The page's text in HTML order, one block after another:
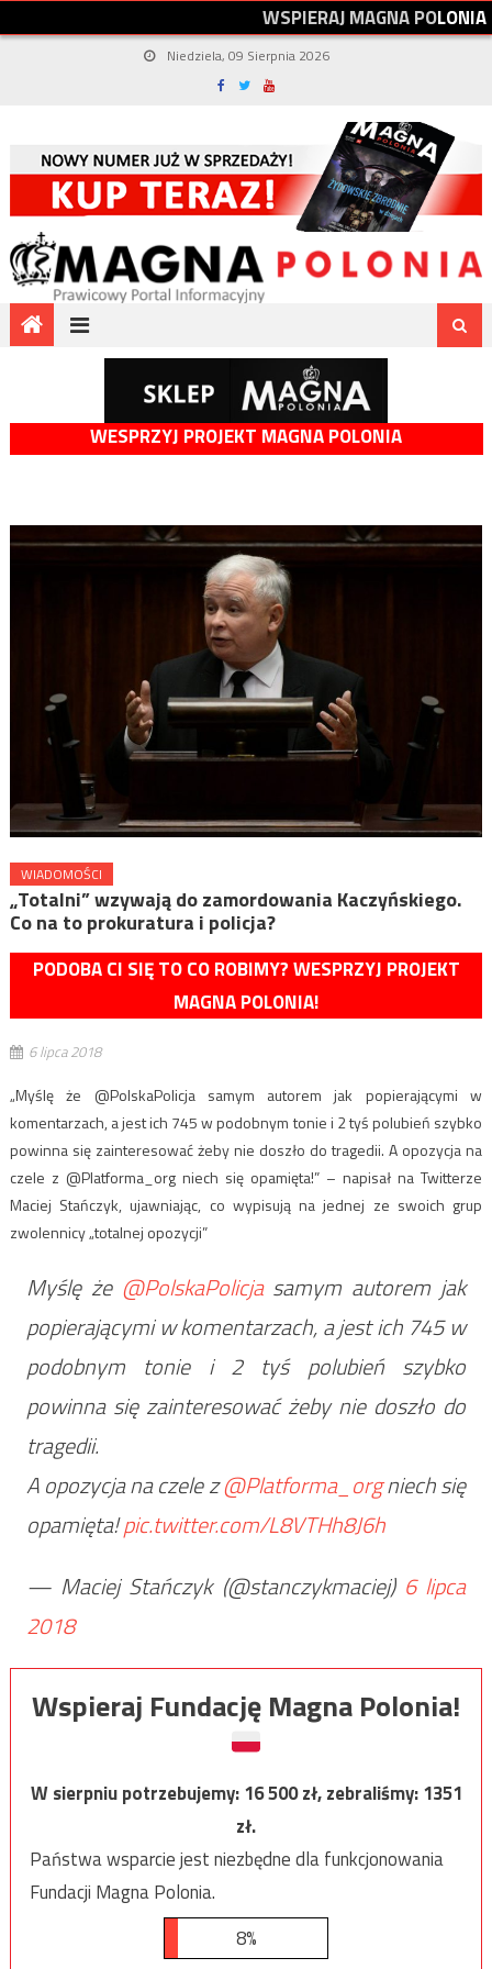
WSPIERAJMAGNAPOLONIA
Niedziela, 09 Sierpnia 2026
WESPRZYJ PROJEKT MAGNA POLONIA
WIADOMOŚCI
„Totalni” wzywają do zamordowania Kaczyńskiego.
Co na to prokuratura i policja?
PODOBA CI SIĘ TO CO ROBIMY? WESPRZYJ PROJEKT
MAGNA POLONIA!
6 lipca 2018
„Myślę że @PolskaPolicja samym autorem jak popierającymi w
komentarzach, a jest ich 745 w podobnym tonie i 2 tyś polubień szybko
powinna się zainteresować żeby nie doszło do tragedii. A opozycja na
czele z @Platforma_org niech się opamięta!” – napisał na Twitterze
Maciej Stańczyk, ujawniając, co wypisują na jednej ze swoich grup
zwolennicy „totalnej opozycji”
Myślę że @PolskaPolicjasamym autorem jak
popierającymi w komentarzach, a jest ich 745 w
podobnym tonie i 2 tyś polubień szybko
powinna się zainteresować żeby nie doszło do
tragedii.
A opozycja na czele z@Platforma_orgniech się
opamięta!pic.twitter.com/L8VTHh8J6h
— Maciej Stańczyk (@stanczykmaciej) 6 lipca
2018
Wspieraj Fundację Magna Polonia!
W sierpniu potrzebujemy:16 500zł, zebraliśmy:1351
zł.
Państwa wsparcie jest niezbędne dla funkcjonowania
Fundacji Magna Polonia.
8%